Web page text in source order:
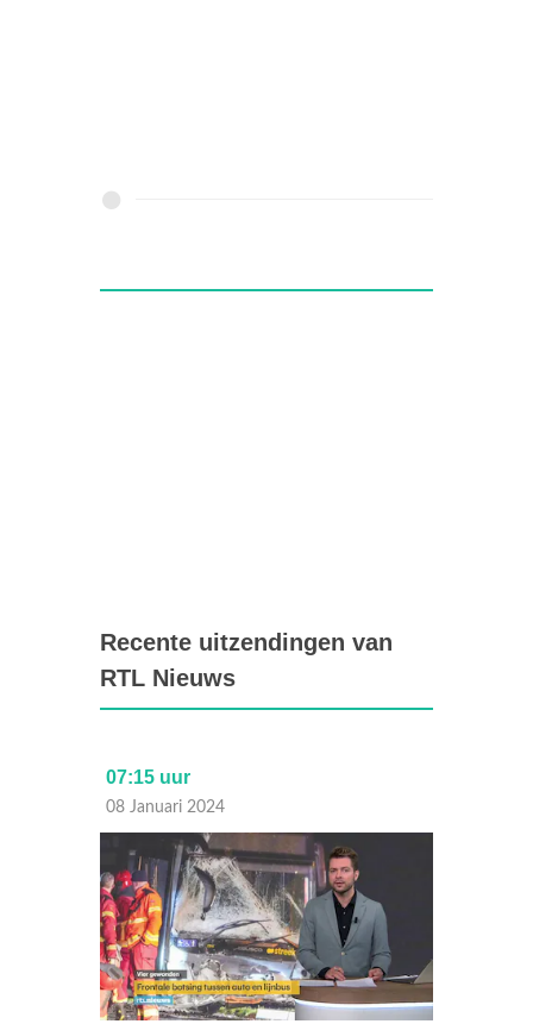
Recente uitzendingen van
RTL Nieuws
07:15 uur
08 Januari 2024